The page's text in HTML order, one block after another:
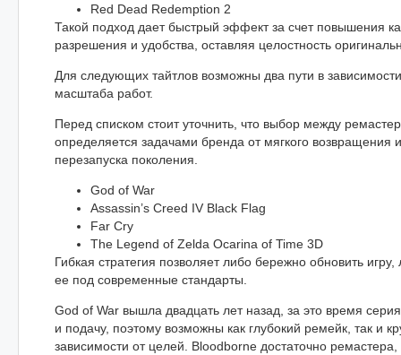
Red Dead Redemption 2
Такой подход дает быстрый эффект за счет повышения
разрешения и удобства, оставляя целостность
Для следующих тайтлов возможны два пути в
масштаба работ.
Перед списком стоит уточнить, что выбор между
определяется задачами бренда от мягкого возвращения
перезапуска поколения.
God of War
Assassin’s Creed IV Black Flag
Far Cry
The Legend of Zelda Ocarina of Time 3D
Гибкая стратегия позволяет либо бережно обновить игру,
ее под современные стандарты.
God of War вышла двадцать лет назад, за это время
и подачу, поэтому возможны как глубокий ремейк, так и
зависимости от целей. Bloodborne достаточно ремастера,